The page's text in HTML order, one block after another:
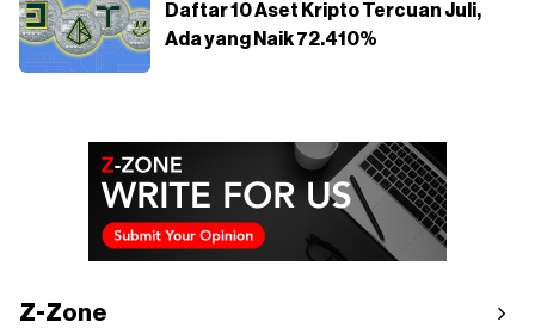
Daftar 10 Aset Kripto Tercuan Juli,
Ada yang Naik 72.410%
Z-Zone